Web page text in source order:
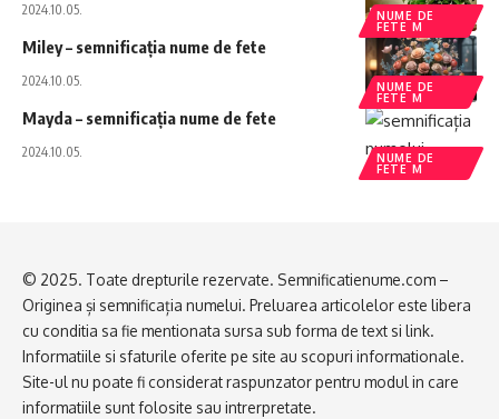
NUME DE
FETE M
2024.10.05.
NUME DE
FETE M
Miley – semnificația nume de fete
2024.10.05.
NUME DE
FETE M
Mayda – semnificația nume de fete
2024.10.05.
© 2025. Toate drepturile rezervate. Semnificatienume.com –
Originea și semnificația numelui. Preluarea articolelor este libera
cu conditia sa fie mentionata sursa sub forma de text si link.
Informatiile si sfaturile oferite pe site au scopuri informationale.
Site-ul nu poate fi considerat raspunzator pentru modul in care
informatiile sunt folosite sau intrerpretate.